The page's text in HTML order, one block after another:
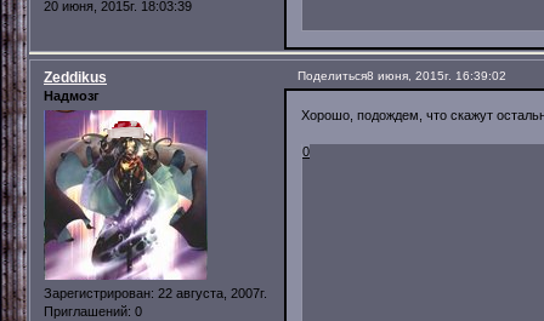
20 июня, 2015г. 18:03:39
Поделиться8 июня, 2015г. 16:39:02
Zeddikus
Надмозг
Зарегистрирован: 22 августа, 2007г.
Приглашений: 0
Хорошо, подождем, что скажут
0